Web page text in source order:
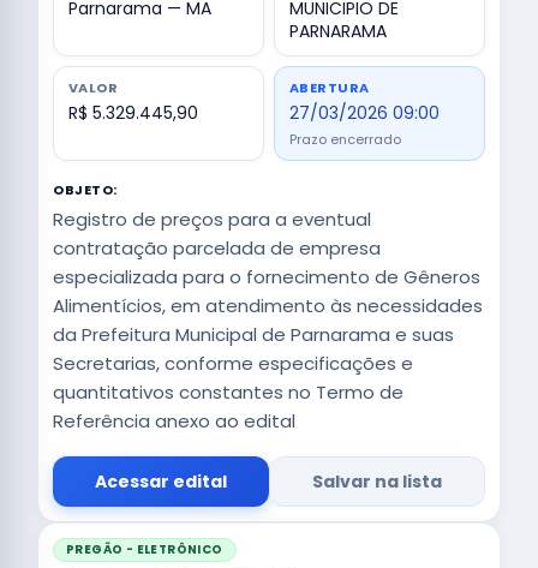
Parnarama — MA
MUNICIPIO DE
PARNARAMA
VALOR
R$ 5.329.445,90
ABERTURA
27/03/2026 09:00
Prazo encerrado
OBJETO:
Registro de preços para a eventual
contratação parcelada de empresa
especializada para o fornecimento de Gêneros
Alimentícios, em atendimento às necessidades
da Prefeitura Municipal de Parnarama e suas
Secretarias, conforme especificações e
quantitativos constantes no Termo de
Referência anexo ao edital
Acessar edital Salvar na lista
PREGÃO - ELETRÔNICO